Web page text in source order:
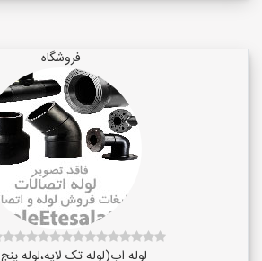
فروشگاه
لوله اب(لوله تک لایه،لوله